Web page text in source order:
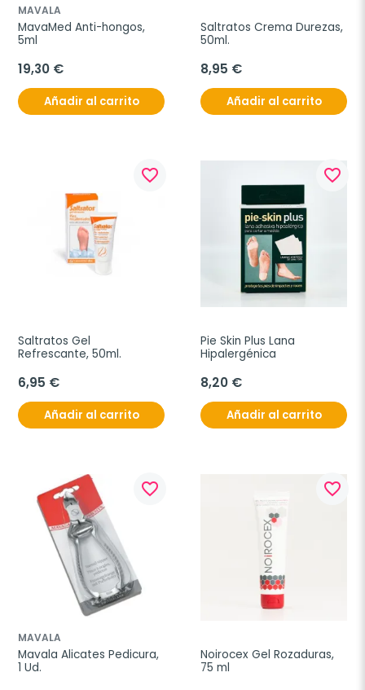
MAVALA
MavaMed Anti-hongos,
5ml
19,30 €
Añadir al carrito
Saltratos Crema Durezas,
50ml.
8,95 €
Añadir al carrito
favorite_border
Saltratos Gel
Refrescante, 50ml.
6,95 €
Añadir al carrito
favorite_border
Pie Skin Plus Lana
Hipalergénica
8,20 €
Añadir al carrito
favorite_border
MAVALA
Mavala Alicates Pedicura,
1 Ud.
favorite_border
Noirocex Gel Rozaduras,
75 ml